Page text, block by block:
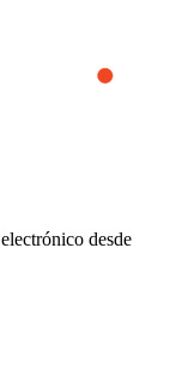
desde